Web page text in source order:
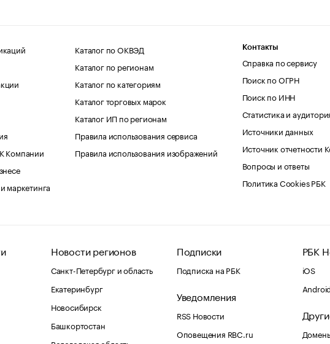
Компании
маркетинга
Каталог по ОКВЭД
Каталог по регионам
Каталог по категориям
Каталог торговых марок
Каталог ИП по регионам
Правила использования сервиса
Правила использования изображений
Контакты
Справка по сервису
Поиск по ОГРН
Поиск по ИНН
Статистика и
Источники данных
Источник отчетности
Вопросы и ответы
Политика Cookies РБК
Новости регионов
Санкт-Петербург и область
Екатеринбург
Новосибирск
Башкортостан
Подписки
Подписка на РБК
Уведомления
RSS Новости
Оповещения RBC.ru
РБК
iOS